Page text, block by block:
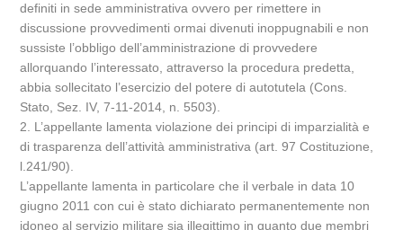
definiti in sede amministrativa ovvero per rimettere in
discussione provvedimenti ormai divenuti inoppugnabili e non
sussiste l’obbligo dell’amministrazione di provvedere
allorquando l’interessato, attraverso la procedura predetta,
abbia sollecitato l’esercizio del potere di autotutela (Cons.
Stato, Sez. IV, 7-11-2014, n. 5503).
2. L’appellante lamenta violazione dei principi di imparzialità e
di trasparenza dell’attività amministrativa (art. 97 Costituzione,
l.241/90).
L’appellante lamenta in particolare che il verbale in data 10
giugno 2011 con cui è stato dichiarato permanentemente non
idoneo al servizio militare sia illegittimo in quanto due membri